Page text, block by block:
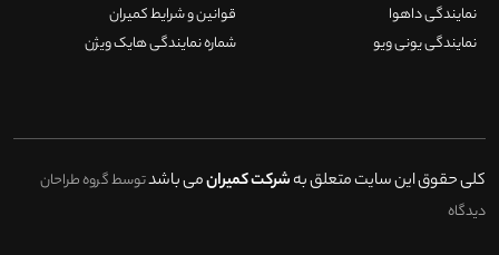
نمایندگی داهوا
نمایندگی یونی ویو
قوانین و شرایط کمیران
شماره نمایندگی هایک ویژن
کلی حقوق این سایت متعلق بهشرکت کمیرانمی باشدتوسط گروه طراحان
دیدگاه